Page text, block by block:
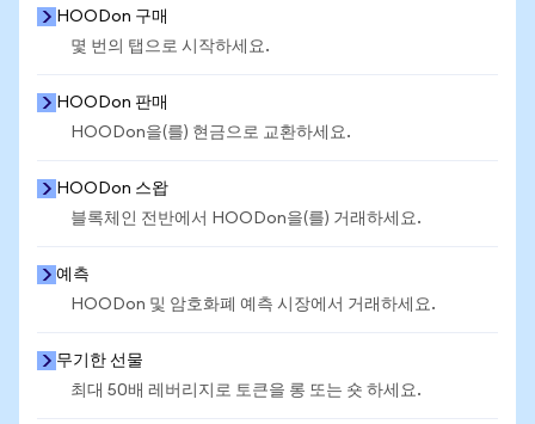
HOODon 구매
몇 번의 탭으로 시작하세요.
HOODon 판매
HOODon을(를) 현금으로 교환하세요.
HOODon 스왑
블록체인 전반에서 HOODon을(를) 거래하세요.
예측
HOODon 및 암호화폐 예측 시장에서 거래하세요.
무기한 선물
최대 50배 레버리지로 토큰을 롱 또는 숏 하세요.